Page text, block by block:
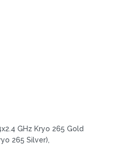
GHz Kryo 265 Gold
265 Silver),